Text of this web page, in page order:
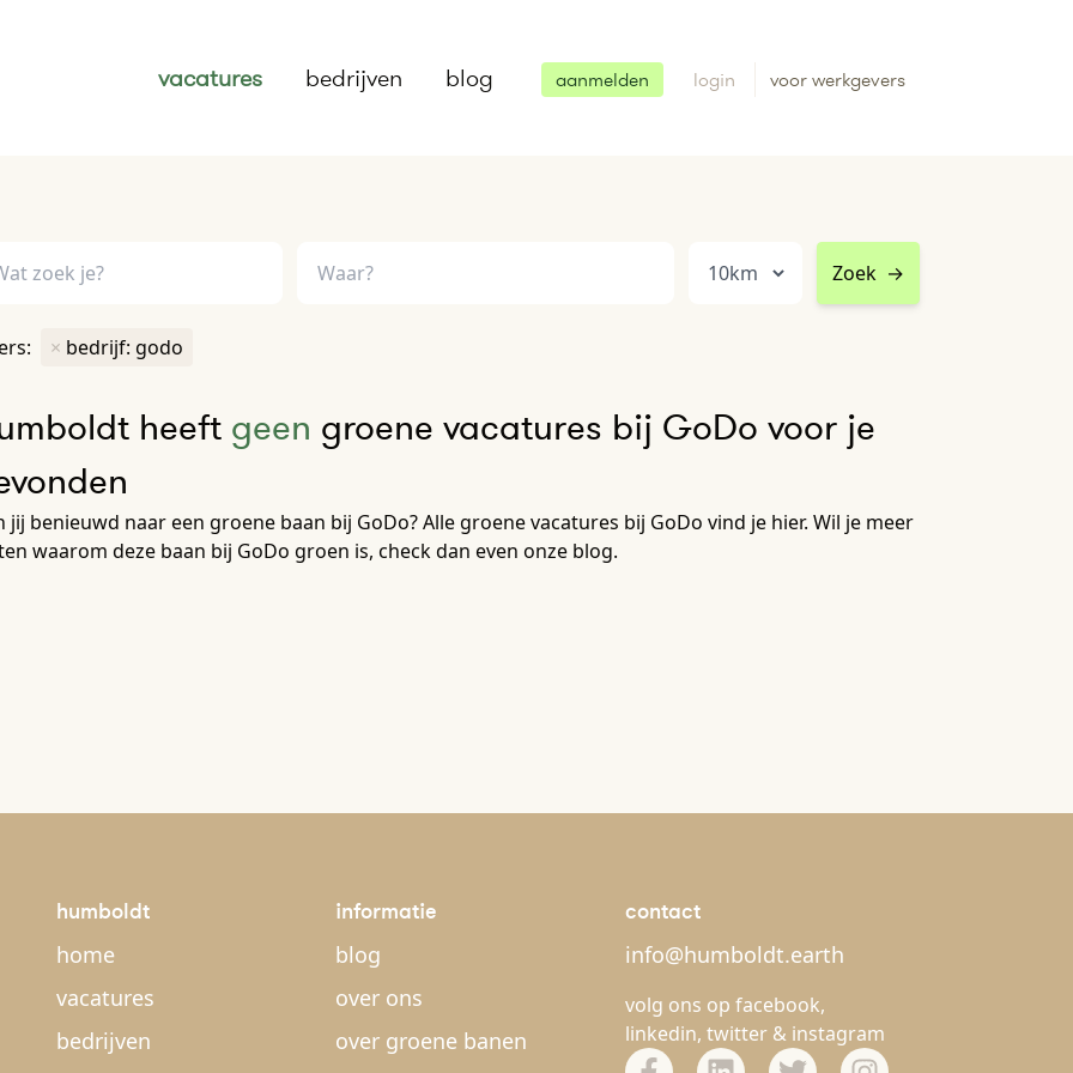
vacatures bedrijven blog aanmelden login voor werkgevers
Zoek →
× bedrijf: godo
heeft geen groene vacatures bij GoDo voor je
jij benieuwd naar een groene baan bij GoDo? Alle groene vacatures bij GoDo vind je hier. Wil je meer
waarom deze baan bij GoDo groen is, check dan even onze blog.
humboldt
home
vacatures
bedrijven
informatie
blog
over ons
over groene banen
contact
info@humboldt.earth
volg ons op facebook,
linkedin, twitter & instagram